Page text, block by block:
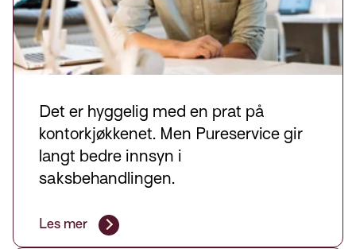
Det er hyggelig med en prat på
kontorkjøkkenet. Men Pureservice gir
langt bedre innsyn i
saksbehandlingen.
Les mer